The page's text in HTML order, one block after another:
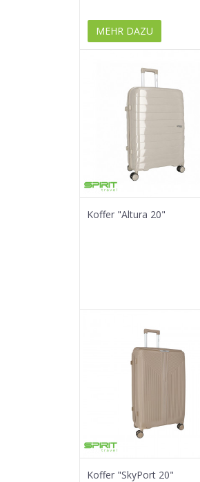
MEHR DAZU
Koffer "Altura 20"
Koffer "SkyPort 20"